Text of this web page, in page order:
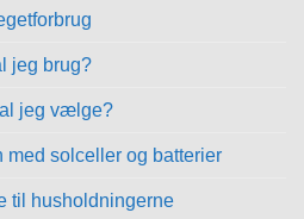
jeg brug?
jeg vælge?
med solceller og batterier
til husholdningerne